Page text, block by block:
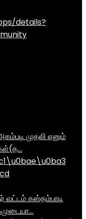
details?
முதலி எனும்
கஸ்தம்பாடி